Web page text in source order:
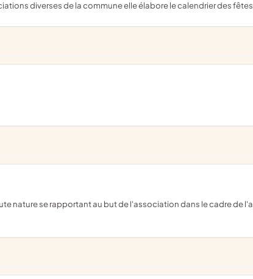
diverses de la commune elle élabore le calendrier des fêtes